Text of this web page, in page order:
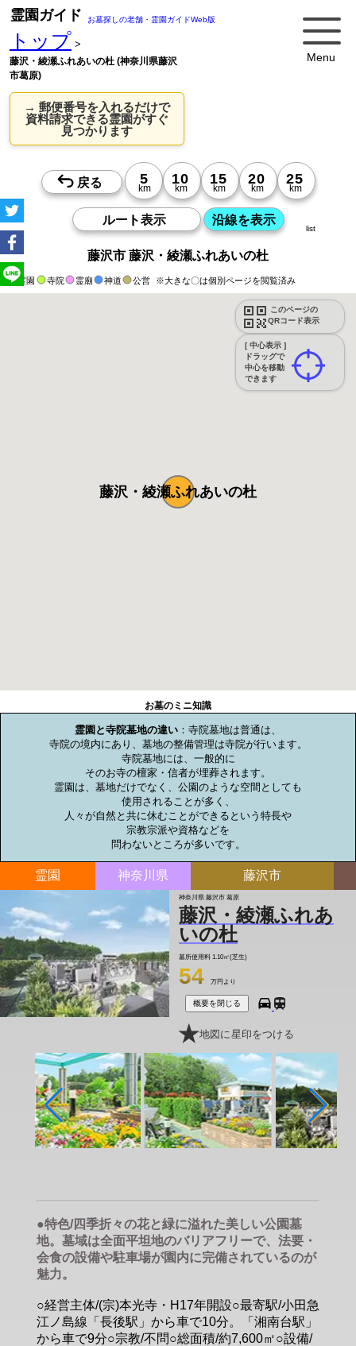
Menu
霊園ガイド お墓探しの老舗・霊園ガイドWeb版
トップ >
藤沢・綾瀬ふれあいの杜 (神奈川県藤沢
市葛原)
→ 郵便番号を入れるだけで
資料請求できる霊園がすぐ
見つかります
藤沢市 藤沢・綾瀬ふれあいの杜
霊園 寺院 霊廟 神道 公営 ※大きな〇は個別ページを閲覧済み
このページの
QRコード表示
[ 中心表示 ]
ドラッグで
中心を移動
できます
list
藤沢・綾瀬ふれあいの杜
お墓のミニ知識
霊園と寺院墓地の違い ：寺院墓地は普通は、
寺院の境内にあり、墓地の整備管理は寺院が行います。
寺院墓地には、一般的に
そのお寺の檀家・信者が埋葬されます。
霊園は、墓地だけでなく、公園のような空間としても
使用されることが多く、
人々が自然と共に休むことができるという特長や
宗教宗派や資格などを
問わないところが多いです。
霊園 神奈川県 藤沢市
神奈川県 藤沢市 葛原
藤沢・綾瀬ふれあ
いの杜
墓所使用料 1.10㎡(芝生)
54 万円より
概要を閉じる
地図に星印をつける
●特色/四季折々の花と緑に溢れた美しい公園墓
地。墓域は全面平坦地のバリアフリーで、法要・
会食の設備や駐車場が園内に完備されているのが
魅力。
○経営主体/(宗)本光寺・H17年開設○最寄駅/小田急
江ノ島線「長後駅」から車で10分。「湘南台駅」
から車で9分○宗教/不問○総面積/約7,600㎡○設備/